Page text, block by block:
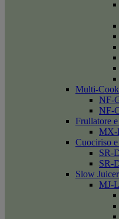
Multi-
NF-
NF-
Frullatore
MX-
Cuociriso
SR-
SR-
Slow Juicer
MJ-